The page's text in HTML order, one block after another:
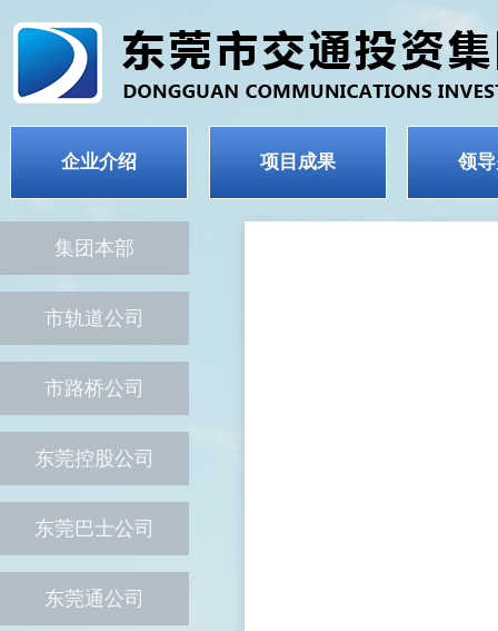
企业介绍 项目成果 领
集团本部
市轨道公司
市路桥公司
东莞控股公司
东莞巴士公司
东莞通公司